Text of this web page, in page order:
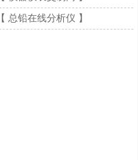
【 总铅在线分析仪 】